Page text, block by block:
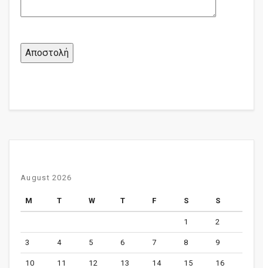
August 2026
M T W T F S S
1 2
3 4 5 6 7 8 9
10 11 12 13 14 15 16